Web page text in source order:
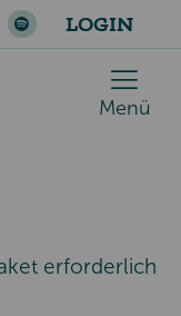
LOGIN
Menü
erforderlich